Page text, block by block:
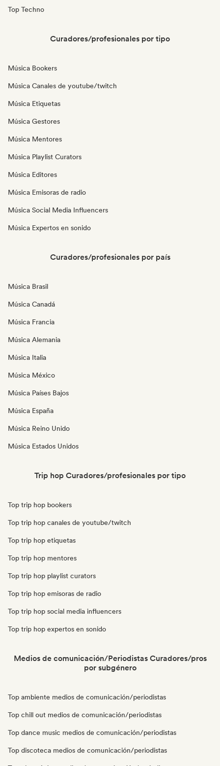
Top Techno
Curadores/profesionales por tipo
Música Bookers
Música Canales de youtube/twitch
Música Etiquetas
Música Gestores
Música Mentores
Música Playlist Curators
Música Editores
Música Emisoras de radio
Música Social Media Influencers
Música Expertos en sonido
Curadores/profesionales por país
Música Brasil
Música Canadá
Música Francia
Música Alemania
Música Italia
Música México
Música Países Bajos
Música España
Música Reino Unido
Música Estados Unidos
Trip hop Curadores/profesionales por tipo
Top trip hop bookers
Top trip hop canales de youtube/twitch
Top trip hop etiquetas
Top trip hop mentores
Top trip hop playlist curators
Top trip hop emisoras de radio
Top trip hop social media influencers
Top trip hop expertos en sonido
Medios de comunicación/Periodistas Curadores/pros
por subgénero
Top ambiente medios de comunicación/periodistas
Top chill out medios de comunicación/periodistas
Top dance music medios de comunicación/periodistas
Top discoteca medios de comunicación/periodistas